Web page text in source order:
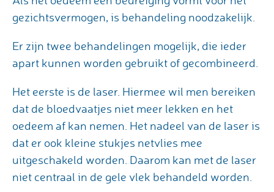
gezichtsvermogen, is behandeling noodzakelijk.
Er zijn twee behandelingen mogelijk, die ieder
apart kunnen worden gebruikt of gecombineerd.
Het eerste is de laser. Hiermee wil men bereiken
dat de bloedvaatjes niet meer lekken en het
oedeem af kan nemen. Het nadeel van de laser is
dat er ook kleine stukjes netvlies mee
uitgeschakeld worden. Daarom kan met de laser
niet centraal in de gele vlek behandeld worden.